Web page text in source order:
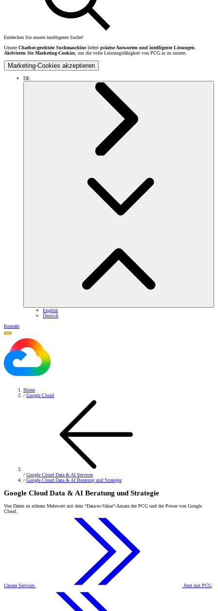
Entdecken Sie unsere intelligente Suche!
Unsere Chatbot-gestützte Suchmaschineliefert präzise Antworten und intelligente Lösungen.
Aktivieren Sie Marketing-Cookies, um die volle Leistungsfähigkeit von PCG.io zu nutzen.
Marketing-Cookies akzeptieren
DE
English
Deutsch
Kontakt
Home
/ Google Cloud
/ Google Cloud Data & AI Services
/ Google Cloud Data & AI Beratung und Strategie
Google Cloud Data & AI Beratung und Strategie
Von Daten zu echtem Mehrwert mit dem “Data-to-Value”-Ansatz der PCG und der Power von Google
Cloud.
Unsere Services Jetzt mit PCG